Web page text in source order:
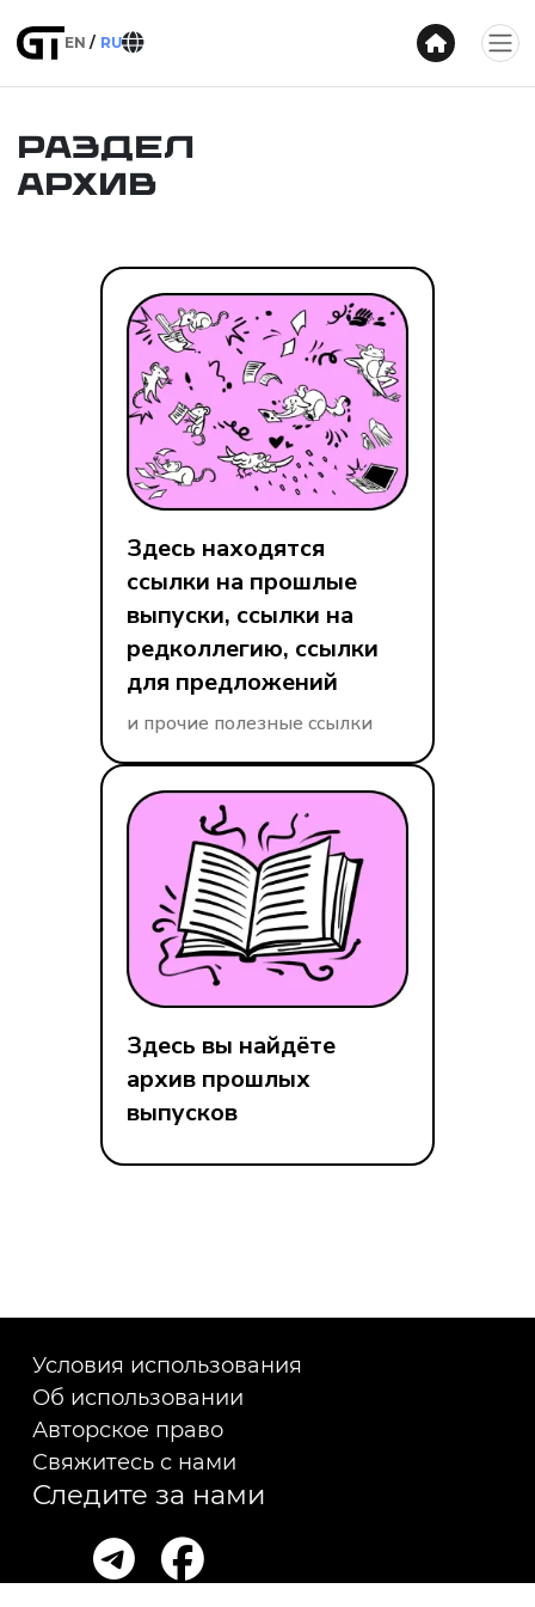
EN RU
Раздел
Архив
Здесь находятся
ссылки на прошлые
выпуски, ссылки на
редколлегию, ссылки
для предложений
и прочие полезные ссылки
Здесь вы найдёте
архив прошлых
выпусков
Условия использования
Об использовании
Авторское право
Свяжитесь с нами
Следите за нами